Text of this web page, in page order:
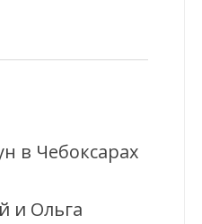
в Чебоксарах
и Ольга